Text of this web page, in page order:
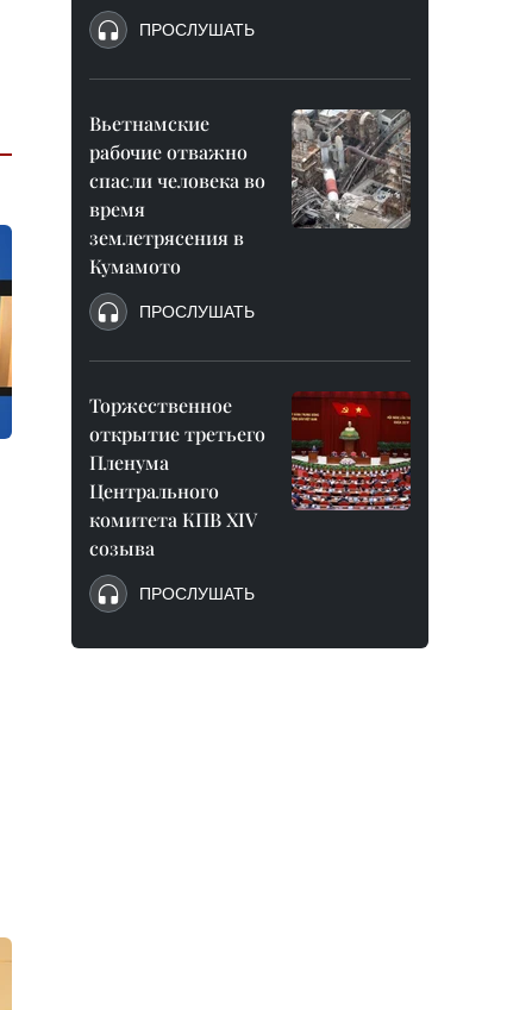
ПРОСЛУШАТЬ
Вьетнамские
рабочие отважно
спасли человека во
время
землетрясения в
Кумамото
ПРОСЛУШАТЬ
Торжественное
открытие третьего
Пленума
Центрального
комитета КПВ XIV
созыва
ПРОСЛУШАТЬ